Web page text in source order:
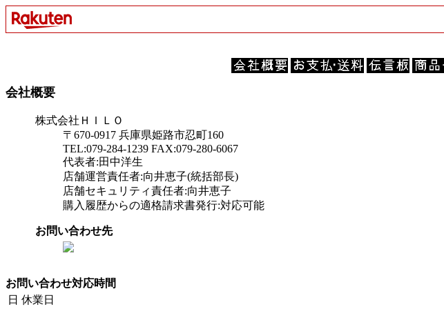
会社概要
株式会社ＨＩＬＯ
〒670-0917 兵庫県姫路市忍町160
TEL:079-284-1239 FAX:079-280-6067
代表者:田中洋生
店舗運営責任者:向井恵子(統括部長)
店舗セキュリティ責任者:向井恵子
購入履歴からの適格請求書発行:対応可能
お問い合わせ先
お問い合わせ対応時間
日 休業日